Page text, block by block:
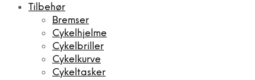
Tilbehør
Bremser
Cykelhjelme
Cykelbriller
Cykelkurve
Cykeltasker